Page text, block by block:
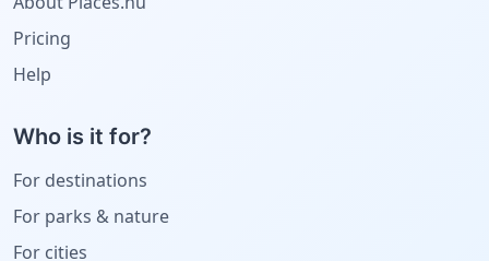
Pricing
Help
Who is it for?
For destinations
For parks & nature
For cities